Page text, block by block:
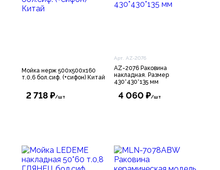
Мойка нерж 500х500х160
т.0,6 бол.сиф. (+сифон) Китай
2 718 ₽/шт
Арт. AZ-2076
AZ-2076 Раковина
накладная. Размер
430*430*135 мм
4 060 ₽/шт